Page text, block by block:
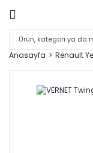
Anasayfa Renault